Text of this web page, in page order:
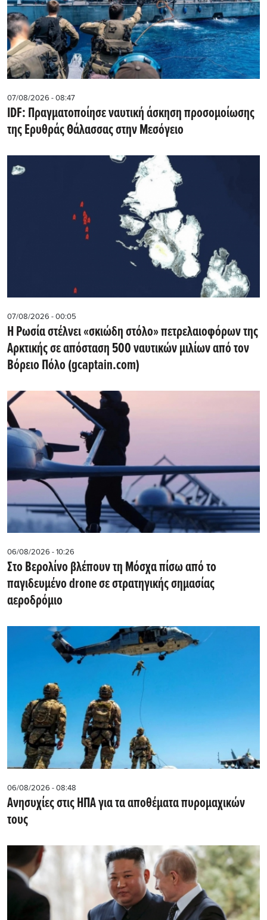
07/08/2026 - 08:47
IDF: Πραγματοποίησε ναυτική άσκηση προσομοίωσης
της Ερυθράς Θάλασσας στην Μεσόγειο
07/08/2026 - 00:05
Η Ρωσία στέλνει «σκιώδη στόλο» πετρελαιοφόρων της
Αρκτικής σε απόσταση 500 ναυτικών μιλίων από τον
Βόρειο Πόλο (gcaptain.com)
06/08/2026 - 10:26
Στο Βερολίνο βλέπουν τη Μόσχα πίσω από το
παγιδευμένο drone σε στρατηγικής σημασίας
αεροδρόμιο
06/08/2026 - 08:48
Ανησυχίες στις ΗΠΑ για τα αποθέματα πυρομαχικών
τους